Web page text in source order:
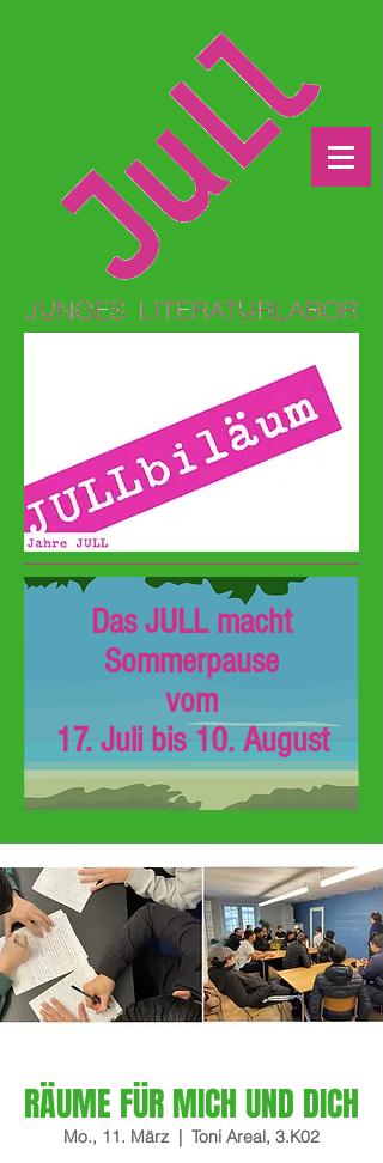
Das JULL macht
Sommerpause
vom
17. Juli bis 10. August
RÄUME FÜR MICH UND DICH
Mo., 11. März
  |
Toni Areal, 3.K02